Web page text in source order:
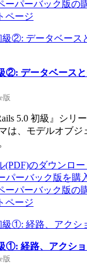
ーパーバック版の
ページ
②: データベース
版
5.0 初級』シリ
は、モデルオブジ
(PDF)のダウンロー
パーバック版を購
ーパーバック版の
ページ
①: 経路、アクシ
版